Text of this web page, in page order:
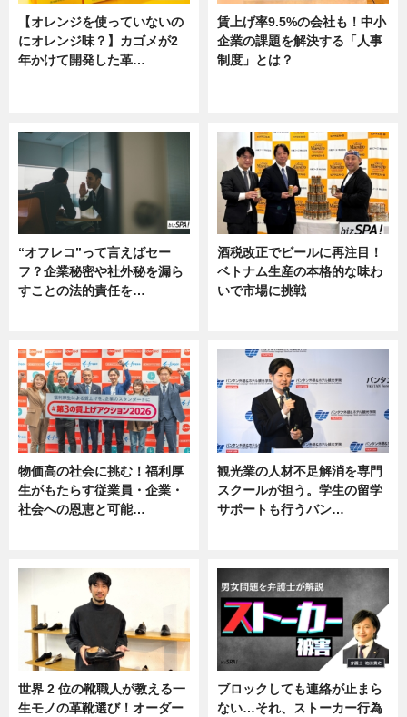
【オレンジを使っていないの
にオレンジ味？】カゴメが2
年かけて開発した革…
賃上げ率9.5%の会社も！中小
企業の課題を解決する「人事
制度」とは？
“オフレコ”って言えばセー
フ？企業秘密や社外秘を漏ら
すことの法的責任を…
酒税改正でビールに再注目！
ベトナム生産の本格的な味わ
いで市場に挑戦
物価高の社会に挑む！福利厚
生がもたらす従業員・企業・
社会への恩恵と可能…
観光業の人材不足解消を専門
スクールが担う。学生の留学
サポートも行うバン…
世界 2 位の靴職人が教える一
生モノの革靴選び！オーダー
ブロックしても連絡が止まら
ない…それ、ストーカー行為